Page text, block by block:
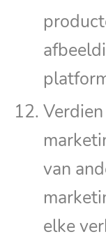
van
elke